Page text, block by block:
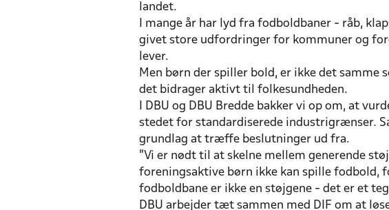
landet.
I mange år har lyd fra fodboldbaner - råb,
givet store udfordringer for kommuner og
lever.
Men børn der spiller bold, er ikke det
det bidrager aktivt til folkesundheden.
I DBU og DBU Bredde bakker vi op om, at
stedet for standardiserede industrigrænser.
grundlag at træffe beslutninger ud fra.
"Vi er nødt til at skelne mellem generende
foreningsaktive børn ikke kan spille fodbold,
fodboldbane er ikke en støjgene - det er et
DBU arbejder tæt sammen med DIF om at